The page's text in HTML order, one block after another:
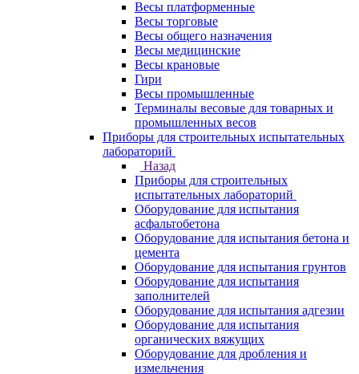
Весы платформенные
Весы торговые
Весы общего назначения
Весы медицинские
Весы крановые
Гири
Весы промышленные
Терминалы весовые для товарных и
промышленных весов
Приборы для строительных испытательных
лабораторий
Назад
Приборы для строительных
испытательных лабораторий
Оборудование для испытания
асфальтобетона
Оборудование для испытания бетона и
цемента
Оборудование для испытания грунтов
Оборудование для испытания
заполнителей
Оборудование для испытания адгезии
Оборудование для испытания
органических вяжущих
Оборудование для дробления и
измельчения